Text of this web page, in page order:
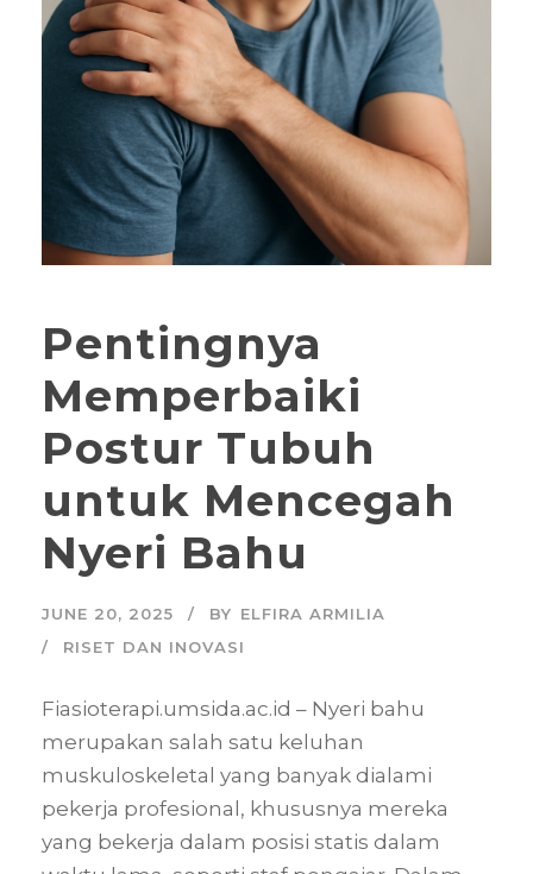
Pentingnya
Memperbaiki
Postur Tubuh
untuk Mencegah
Nyeri Bahu
JUNE 20, 2025 BY ELFIRA ARMILIA
RISET DAN INOVASI
Fiasioterapi.umsida.ac.id – Nyeri bahu
merupakan salah satu keluhan
muskuloskeletal yang banyak dialami
pekerja profesional, khususnya mereka
yang bekerja dalam posisi statis dalam